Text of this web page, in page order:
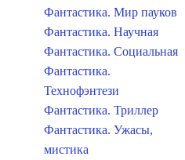
Фантастика. Мир пауков
Фантастика. Научная
Фантастика. Социальная
Фантастика.
Технофэнтези
Фантастика. Триллер
Фантастика. Ужасы,
мистика